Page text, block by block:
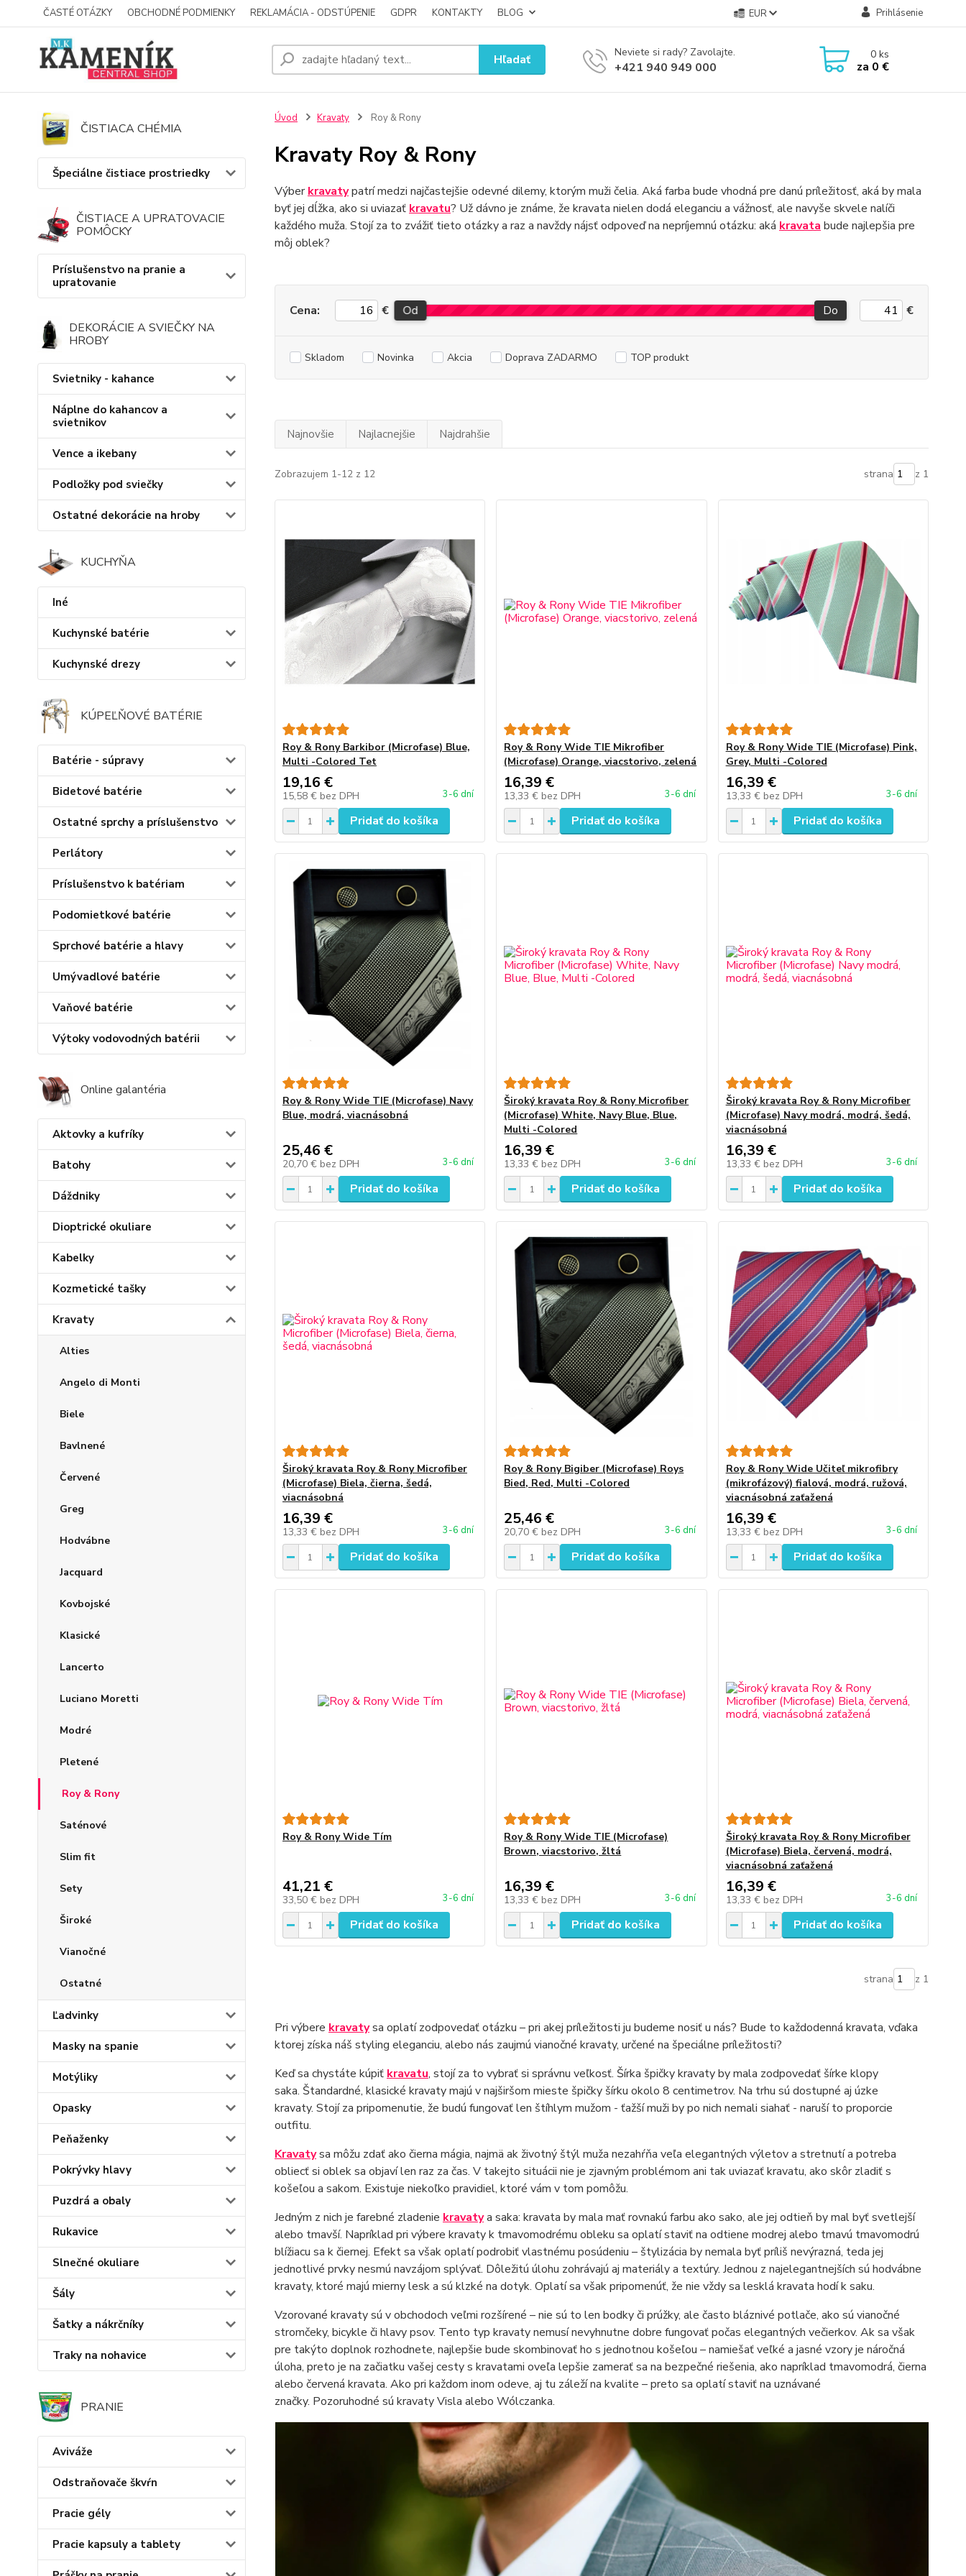
ČASTÉ OTÁZKY OBCHODNÉ PODMIENKY REKLAMÁCIA - ODSTÚPENIE GDPR KONTAKTY BLOG EUR Prihlásenie
Hľadať Neviete si rady? Zavolajte.
+421 940 949 000
0ks
za 0 €
ČISTIACA CHÉMIA
Špeciálne čistiace prostriedky
ČISTIACE A UPRATOVACIE
POMÔCKY
Príslušenstvo na pranie a
upratovanie
DEKORÁCIE A SVIEČKY NA
HROBY
Svietniky - kahance
Náplne do kahancov a
svietnikov
Vence a ikebany
Podložky pod sviečky
Ostatné dekorácie na hroby
KUCHYŇA
Iné
Kuchynské batérie
Kuchynské drezy
KÚPEĽŇOVÉ BATÉRIE
Batérie - súpravy
Bidetové batérie
Ostatné sprchy a príslušenstvo
Perlátory
Príslušenstvo k batériam
Podomietkové batérie
Sprchové batérie a hlavy
Umývadlové batérie
Vaňové batérie
Výtoky vodovodných batérii
Online galantéria
Aktovky a kufríky
Batohy
Dáždniky
Dioptrické okuliare
Kabelky
Kozmetické tašky
Kravaty
Alties
Angelo di Monti
Biele
Bavlnené
Červené
Greg
Hodvábne
Jacquard
Kovbojské
Klasické
Lancerto
Luciano Moretti
Modré
Pletené
Roy & Rony
Saténové
Slim fit
Sety
Široké
Vianočné
Ostatné
Ľadvinky
Masky na spanie
Motýliky
Opasky
Peňaženky
Pokrývky hlavy
Puzdrá a obaly
Rukavice
Slnečné okuliare
Šály
Šatky a nákrčníky
Traky na nohavice
PRANIE
Aviváže
Odstraňovače škvŕn
Pracie gély
Pracie kapsuly a tablety
Úvod Kravaty Roy & Rony
Kravaty Roy & Rony
Výberkravatypatrí medzi najčastejšie odevné dilemy, ktorým muži čelia. Aká farba bude vhodná pre danú príležitosť, aká by mala
byť jej dĺžka, ako si uviazať kravatu? Už dávno je známe, že kravata nielen dodá eleganciu a vážnosť, ale navyše skvele nalíči
každého muža. Stojí za to zvážiť tieto otázky a raz a navždy nájsť odpoveď na nepríjemnú otázku: aká kravata bude najlepšia pre
môj oblek?
Cena: € Od Do €
Skladom Novinka Akcia Doprava ZADARMO TOP produkt
Najnovšie Najlacnejšie Najdrahšie
Zobrazujem 1-12 z 12 strana z 1
Roy & Rony Barkibor (Microfase) Blue,
Multi -Colored Tet
19,16 €
15,58 € bez DPH 3-6 dní
Pridať do košíka
Roy & Rony Wide TIE Mikrofiber
(Microfase) Orange, viacstorivo, zelená
16,39 €
13,33 € bez DPH 3-6 dní
Pridať do košíka
Roy & Rony Wide TIE (Microfase) Pink,
Grey, Multi -Colored
16,39 €
13,33 € bez DPH 3-6 dní
Pridať do košíka
Roy & Rony Wide TIE (Microfase) Navy
Blue, modrá, viacnásobná
25,46 €
20,70 € bez DPH 3-6 dní
Pridať do košíka
Široký kravata Roy & Rony Microfiber
(Microfase) White, Navy Blue, Blue,
Multi -Colored
16,39 €
13,33 € bez DPH 3-6 dní
Pridať do košíka
Široký kravata Roy & Rony Microfiber
(Microfase) Navy modrá, modrá, šedá,
viacnásobná
16,39 €
13,33 € bez DPH 3-6 dní
Pridať do košíka
Široký kravata Roy & Rony Microfiber
(Microfase) Biela, čierna, šedá,
viacnásobná
16,39 €
13,33 € bez DPH 3-6 dní
Pridať do košíka
Roy & Rony Bigiber (Microfase) Roys
Bied, Red, Multi -Colored
25,46 €
20,70 € bez DPH 3-6 dní
Pridať do košíka
Roy & Rony Wide Učiteľ mikrofibry
(mikrofázový) fialová, modrá, ružová,
viacnásobná zaťažená
16,39 €
13,33 € bez DPH 3-6 dní
Pridať do košíka
Roy & Rony Wide Tím
41,21 €
33,50 € bez DPH 3-6 dní
Pridať do košíka
Roy & Rony Wide TIE (Microfase)
Brown, viacstorivo, žltá
16,39 €
13,33 € bez DPH 3-6 dní
Pridať do košíka
Široký kravata Roy & Rony Microfiber
(Microfase) Biela, červená, modrá,
viacnásobná zaťažená
16,39 €
13,33 € bez DPH 3-6 dní
Pridať do košíka
strana z 1
Pri výbere kravatysa oplatí zodpovedať otázku – pri akej príležitosti ju budeme nosiť u nás? Bude to každodenná kravata, vďaka
ktorej získa náš styling eleganciu, alebo nás zaujmú vianočné kravaty, určené na špeciálne príležitosti?
Keď sa chystáte kúpiť kravatu, stojí za to vybrať si správnu veľkosť. Šírka špičky kravaty by mala zodpovedať šírke klopy
saka. Štandardné, klasické kravaty majú v najširšom mieste špičky šírku okolo 8 centimetrov. Na trhu sú dostupné aj úzke
kravaty. Stojí za pripomenutie, že budú fungovať len štíhlym mužom - ťažší muži by po nich nemali siahať - naruší to proporcie
outfitu.
Kravatysa môžu zdať ako čierna mágia, najmä ak životný štýl muža nezahŕňa veľa elegantných výletov a stretnutí a potreba
obliecť si oblek sa objaví len raz za čas. V takejto situácii nie je zjavným problémom ani tak uviazať kravatu, ako skôr zladiť s
košeľou a sakom. Existuje niekoľko pravidiel, ktoré vám v tom pomôžu.
Jedným z nich je farebné zladenie kravatya saka: kravata by mala mať rovnakú farbu ako sako, ale jej odtieň by mal byť svetlejší
alebo tmavší. Napríklad pri výbere kravaty k tmavomodrému obleku sa oplatí staviť na odtiene modrej alebo tmavú tmavomodrú
blížiacu sa k čiernej. Efekt sa však oplatí podrobiť vlastnému posúdeniu – štylizácia by nemala byť príliš nevýrazná, teda jej
jednotlivé prvky nesmú navzájom splývať. Dôležitú úlohu zohrávajú aj materiály a textúry. Jednou z najelegantnejších sú hodvábne
kravaty, ktoré majú mierny lesk a sú klzké na dotyk. Oplatí sa však pripomenúť, že nie vždy sa lesklá kravata hodí k saku.
Vzorované kravaty sú v obchodoch veľmi rozšírené – nie sú to len bodky či prúžky, ale často bláznivé potlače, ako sú vianočné
stromčeky, bicykle či hlavy psov. Tento typ kravaty nemusí nevyhnutne dobre fungovať počas elegantných večierkov. Ak sa však
pre takýto doplnok rozhodnete, najlepšie bude skombinovať ho s jednotnou košeľou – namiešať veľké a jasné vzory je náročná
úloha, preto je na začiatku vašej cesty s kravatami oveľa lepšie zamerať sa na bezpečné riešenia, ako napríklad tmavomodrá, čierna
alebo červená kravata. Ako pri každom inom odeve, aj tu záleží na kvalite – preto sa oplatí staviť na uznávané
značky. Pozoruhodné sú kravaty Visla alebo Wólczanka.